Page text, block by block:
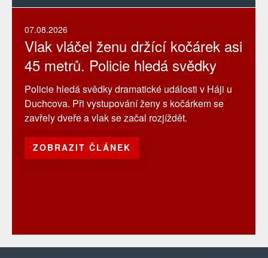
07.08.2026
Vlak vláčel ženu držící kočárek asi
45 metrů. Policie hledá svědky
Policie hledá svědky dramatické události v Háji u
Duchcova. Při vystupování ženy s kočárkem se
zavřely dveře a vlak se začal rozjíždět.
ZOBRAZIT ČLÁNEK